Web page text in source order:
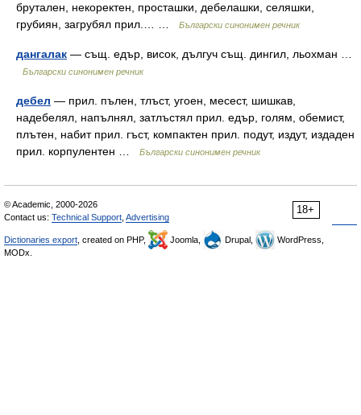
брутален, некоректен, просташки, дебелашки, селяшки,
грубиян, загрубял прил.… …
Български синонимен речник
дангалак — същ. едър, висок, дългуч същ. дингил, льохман …
Български синонимен речник
дебел — прил. пълен, тлъст, угоен, месест, шишкав,
надебелял, напълнял, затлъстял прил. едър, голям, обемист,
плътен, набит прил. гъст, компактен прил. подут, издут, издаден
прил. корпулентен …
Български синонимен речник
18+
© Academic, 2000-2026
Contact us: Technical Support Advertising
Dictionaries export , created on PHP, Joomla, Drupal,
WordPress,
MODx.